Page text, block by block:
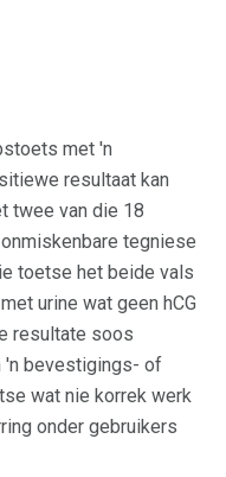
met 'n
resultaat kan
twee van die 18
tegniese
toetse het beide vals
urine wat geen hCG
resultate soos
'n bevestigings- of
wat nie korrek werk
onder gebruikers